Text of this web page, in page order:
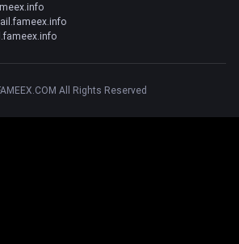
All Rights Reserved